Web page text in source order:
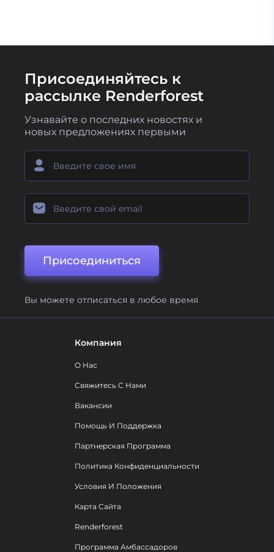
Присоединяйтесь к
рассылке Renderforest
Узнавайте о последних новостях и
новых предложениях первыми
Присоединиться
Вы можете отписаться в любое время
Компания
О Нас
Свяжитесь С Нами
Вакансии
Помощь И Поддержка
Партнерская Программа
Политика Конфиденциальности
Условия И Положения
Карта Сайта
Renderforest
Программа Амбассадоров